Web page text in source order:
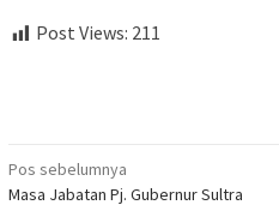
Post Views: 211
Navigasi
Pos sebelumnya
Masa Jabatan Pj. Gubernur Sultra